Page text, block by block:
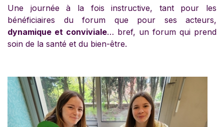
Une journée à la fois instructive, tant pour les
bénéficiaires du forum que pour ses acteurs,
dynamique et conviviale… bref, un forum qui prend
soin de la santé et du bien-être.